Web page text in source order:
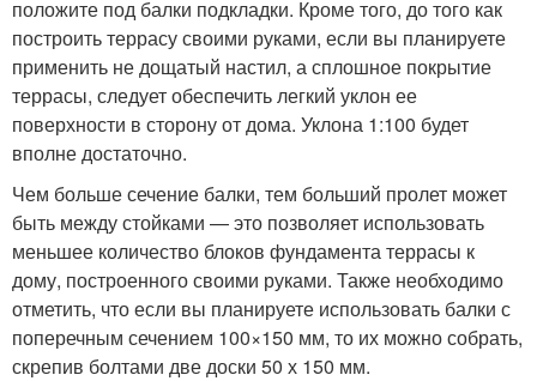
положите под балки подкладки. Кроме того, до того как
построить террасу своими руками, если вы планируете
применить не дощатый настил, а сплошное покрытие
террасы, следует обеспечить легкий уклон ее
поверхности в сторону от дома. Уклона 1:100 будет
вполне достаточно.
Чем больше сечение балки, тем больший пролет может
быть между стойками — это позволяет использовать
меньшее количество блоков фундамента террасы к
дому, построенного своими руками. Также необходимо
отметить, что если вы планируете использовать балки с
поперечным сечением 100×150 мм, то их можно собрать,
скрепив болтами две доски 50 х 150 мм.